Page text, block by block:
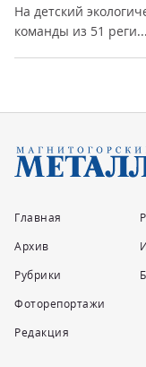
На детский
команды из 51 реги...
Главная
Архив
Рубрики
Фоторепортажи
Редакция